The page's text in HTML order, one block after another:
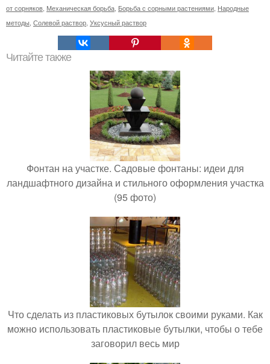
от сорняков Механическая борьба Борьба с сорными растениями Народные
методы Солевой раствор Уксусный раствор
Читайте также
Фонтан на участке. Садовые фонтаны: идеи для
ландшафтного дизайна и стильного оформления участка
(95 фото)
Что сделать из пластиковых бутылок своими руками. Как
можно использовать пластиковые бутылки, чтобы о тебе
заговорил весь мир